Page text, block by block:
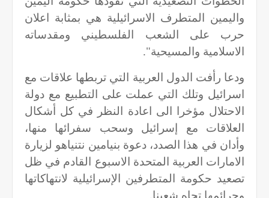
واليمين المتطرف الاسرائيلية هي بمثابة اعلان
حرب على الشعب الفلسطيني ومقدساته
الاسلامية والمسيحية".
ودعا رأفت الدول العربية التي تربطها علاقات مع
اسرائيل وتلك التي عملت على التطبيع مع دولة
الاحتلال مؤخرا الى اعادة النظر في كل أشكال
العلاقات مع إسرائيل وسحب سفرائها منها،
وأدان في هذا الصدد، دعوة بنيامين نتنياهو لزيارة
الامارات العربية المتحدة الاسبوع القادم في ظل
تصعيد حكومة المتطرفين الإسرائيلية لانتهاكاتها
وجرائمها تجاه شعبنا.